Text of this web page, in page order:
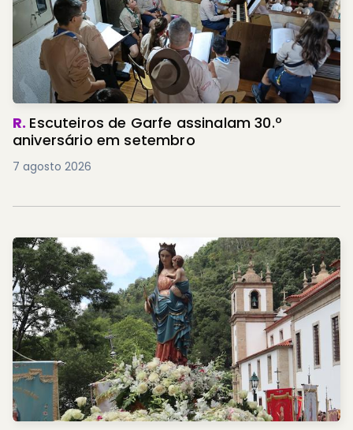
R. Escuteiros de Garfe assinalam 30.º
aniversário em setembro
7 agosto 2026